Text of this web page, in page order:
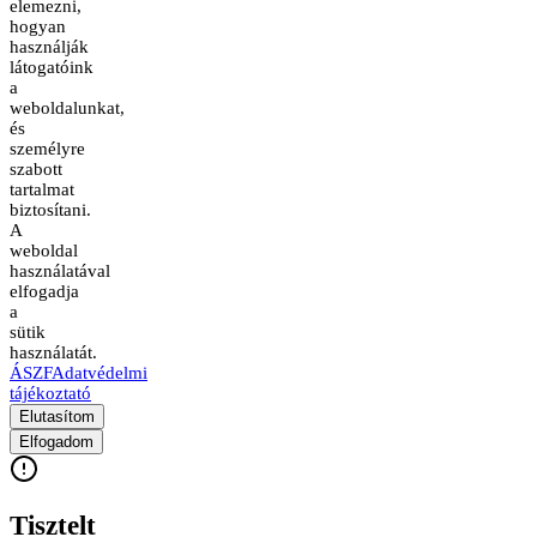
elemezni,
hogyan
használják
látogatóink
a
weboldalunkat,
és
személyre
szabott
tartalmat
biztosítani.
A
weboldal
használatával
elfogadja
a
sütik
használatát.
ÁSZFAdatvédelmi
tájékoztató
Elutasítom
Elfogadom
Tisztelt